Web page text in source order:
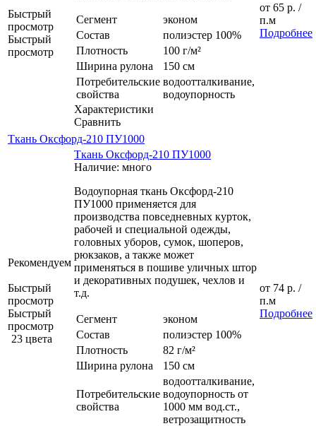
Быстрый
просмотр
Быстрый
просмотр
Сегмент
эконом
Состав
полиэстер 100%
Плотность
100 г/м²
Ширина рулона
150 см
Потребительские
свойства
водоотталкивание,
водоупорность
Характеристики
Сравнить
от 65 р. /
п.м
Подробнее
Ткань Оксфорд-210 ПУ1000
Рекомендуем
Быстрый
просмотр
Быстрый
просмотр
23 цвета
Ткань Оксфорд-210 ПУ1000
Наличие: много
Водоупорная ткань Оксфорд-210
ПУ1000 применяется для
производства повседневных курток,
рабочей и специальной одежды,
головных уборов, сумок, шоперов,
рюкзаков, а также может
применяться в пошиве уличных штор
и декоративных подушек, чехлов и
т.д.
Сегмент
эконом
Состав
полиэстер 100%
Плотность
82 г/м²
Ширина рулона
150 см
Потребительские
свойства
водоотталкивание,
водоупорность от
1000 мм вод.ст.,
ветрозащитность
от 74 р. /
п.м
Подробнее